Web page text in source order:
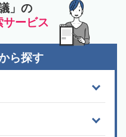
」の
サービス
ら探す